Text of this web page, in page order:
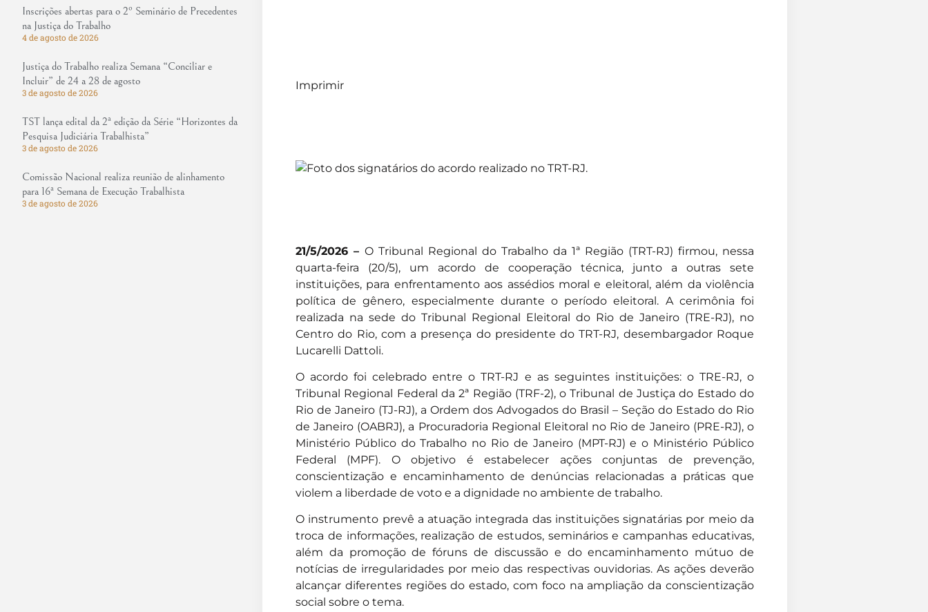
Inscrições abertas para o 2º Seminário de Precedentes
na Justiça do Trabalho
4 de agosto de 2026
Justiça do Trabalho realiza Semana “Conciliar e
Incluir” de 24 a 28 de agosto
3 de agosto de 2026
TST lança edital da 2ª edição da Série “Horizontes da
Pesquisa Judiciária Trabalhista”
3 de agosto de 2026
Comissão Nacional realiza reunião de alinhamento
para 16ª Semana de Execução Trabalhista
3 de agosto de 2026
Imprimir
21/5/2026 – O Tribunal Regional do Trabalho da 1ª Região (TRT-RJ) firmou, nessa
quarta-feira (20/5), um acordo de cooperação técnica, junto a outras sete
instituições, para enfrentamento aos assédios moral e eleitoral, além da violência
política de gênero, especialmente durante o período eleitoral. A cerimônia foi
realizada na sede do Tribunal Regional Eleitoral do Rio de Janeiro (TRE-RJ), no
Centro do Rio, com a presença do presidente do TRT-RJ, desembargador Roque
Lucarelli Dattoli.
O acordo foi celebrado entre o TRT-RJ e as seguintes instituições: o TRE-RJ, o
Tribunal Regional Federal da 2ª Região (TRF-2), o Tribunal de Justiça do Estado do
Rio de Janeiro (TJ-RJ), a Ordem dos Advogados do Brasil – Seção do Estado do Rio
de Janeiro (OABRJ), a Procuradoria Regional Eleitoral no Rio de Janeiro (PRE-RJ), o
Ministério Público do Trabalho no Rio de Janeiro (MPT-RJ) e o Ministério Público
Federal (MPF). O objetivo é estabelecer ações conjuntas de prevenção,
conscientização e encaminhamento de denúncias relacionadas a práticas que
violem a liberdade de voto e a dignidade no ambiente de trabalho.
O instrumento prevê a atuação integrada das instituições signatárias por meio da
troca de informações, realização de estudos, seminários e campanhas educativas,
além da promoção de fóruns de discussão e do encaminhamento mútuo de
notícias de irregularidades por meio das respectivas ouvidorias. As ações deverão
alcançar diferentes regiões do estado, com foco na ampliação da conscientização
social sobre o tema.